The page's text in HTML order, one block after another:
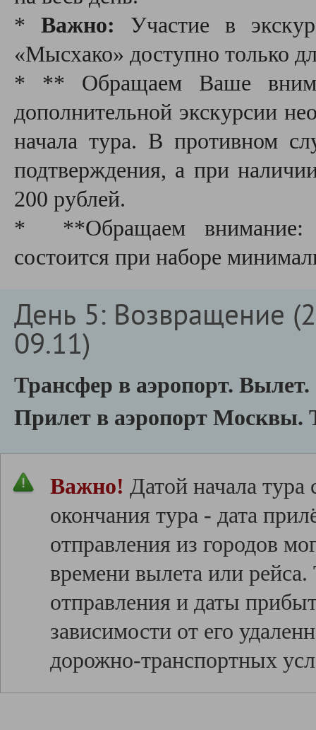
* Важно: Участие в
«Мысхако» доступно только
* ** Обращаем Ваше
дополнительной экскурсии
начала тура. В противном
подтверждения, а при
200 рублей.
* **Обращаем внимание:
состоится при наборе
День 5: Возвращение
09.11)
Трансфер в аэропорт. Вылет.
Прилет в аэропорт Москвы.
Важно! Датой начала тура
окончания тура - дата
отправления из городов
времени вылета или
отправления и даты
зависимости от его
дорожно-транспортных